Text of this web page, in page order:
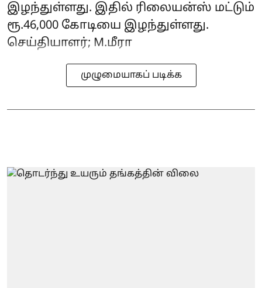
இழந்துள்ளது. இதில் ரிலையன்ஸ் மட்டும்
ரூ.46,000 கோடியை இழந்துள்ளது.
செய்தியாளர்; M.மீரா
முழுமையாகப் படிக்க